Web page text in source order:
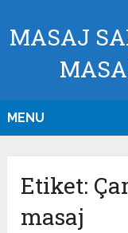
MASAJ
MENU
Etiket:
masaj